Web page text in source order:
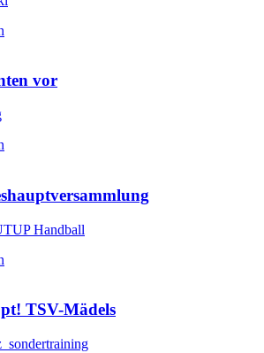
vor
TSV-Mädels